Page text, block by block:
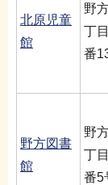
北原児童
館
野
丁
番
野方図書
館
野
丁
番5